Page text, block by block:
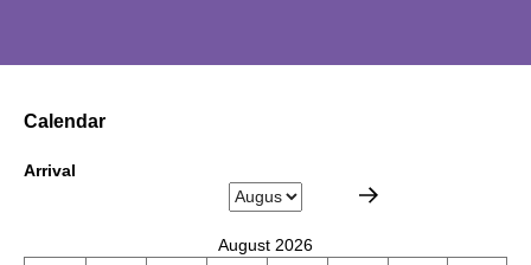
Calendar
Arrival
August 2026